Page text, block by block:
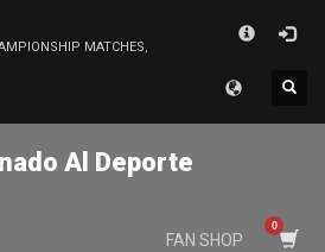
MATCHES,
Al Deporte
FAN SHOP